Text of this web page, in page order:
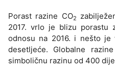
Porast razine CO2
2017. vrlo je blizu porastu
odnosu na 2016. i nešto
desetljeće. Globalne
simboličnu razinu od 400